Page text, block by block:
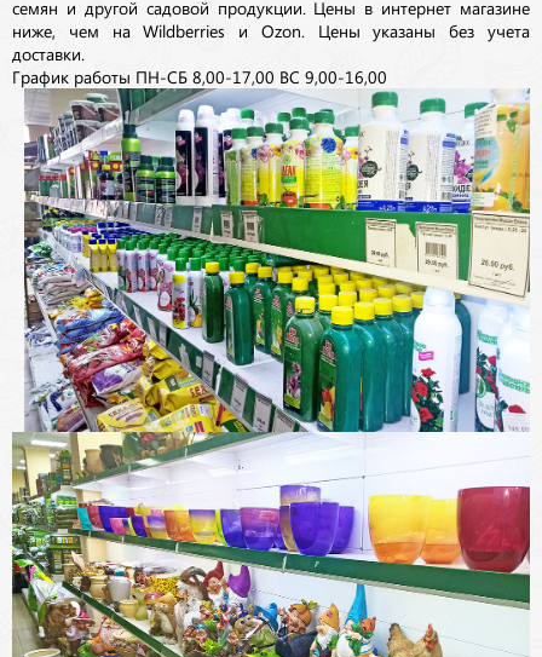
семян и другой садовой продукции. Цены в интернет магазине
ниже, чем на Wildberries и Ozon. Цены указаны без учета
доставки.
График работы ПН-СБ 8,00-17,00 ВС 9,00-16,00